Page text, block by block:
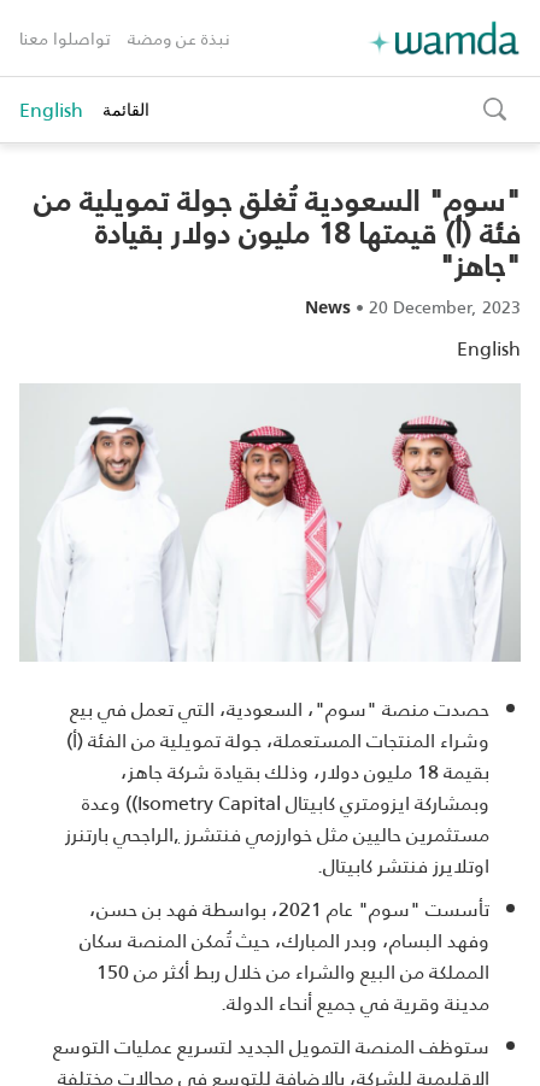
نبذة عن ومضة تواصلوا معنا
toggle
search
القائمة English
"سوم" السعودية تُغلق جولة تمويلية من
فئة (أ) قيمتها 18 مليون دولار بقيادة
"جاهز"
News •20 December, 2023
English
حصدت منصة "سوم"، السعودية، التي تعمل في بيع
وشراء المنتجات المستعملة، جولة تمويلية من الفئة (أ)
بقيمة 18 مليون دولار، وذلك بقيادة شركة جاهز،
وبمشاركة ايزومتري كابيتال(Isometry Capital) وعدة
مستثمرين حاليين مثل خوارزمي فنتشرز,الراجحي بارتنرز
اوتلايرز فنتشر كابيتال.
تأسست "سوم" عام 2021، بواسطة فهد بن حسن،
وفهد البسام، وبدر المبارك، حيث تُمكن المنصة سكان
المملكة من البيع والشراء من خلال ربط أكثر من 150
مدينة وقرية في جميع أنحاء الدولة.
ستوظف المنصة التمويل الجديد لتسريع عمليات التوسع
الإقليمية للشركة، بالإضافة للتوسع في مجالات مختلفة